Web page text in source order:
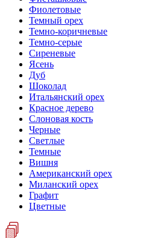
Фиолетовые
Темный орех
Темно-коричневые
Темно-серые
Сиреневые
Ясень
Дуб
Шоколад
Итальянский орех
Красное дерево
Слоновая кость
Черные
Светлые
Темные
Вишня
Американский орех
Миланский орех
Графит
Цветные